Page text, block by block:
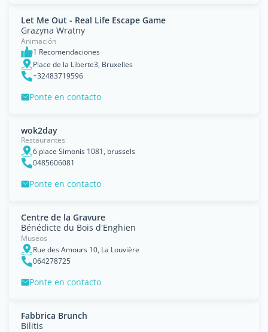
Let Me Out - Real Life Escape Game
Grazyna Wratny
Animación
1 Recomendaciones
Place de la Liberte3, Bruxelles
+32483719596
Ponte en contacto
wok2day
Restaurantes
6 place Simonis 1081, brussels
0485606081
Ponte en contacto
Centre de la Gravure
Bénédicte du Bois d'Enghien
Museos
Rue des Amours 10, La Louvière
064278725
Ponte en contacto
Fabbrica Brunch
Bilitis